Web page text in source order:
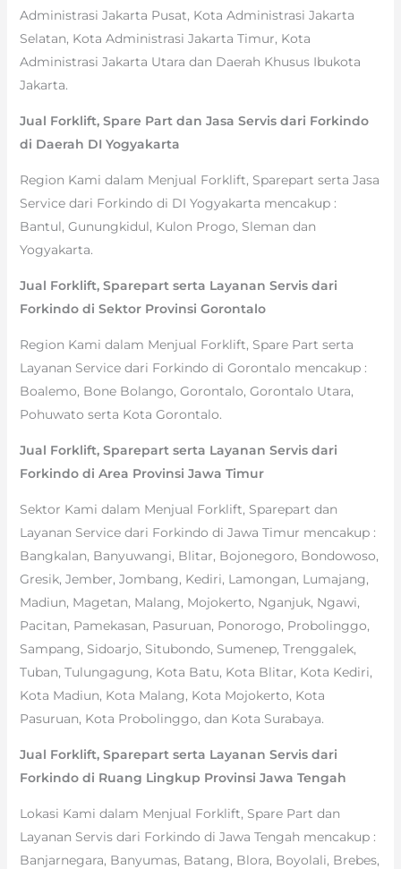
Administrasi Jakarta Pusat, Kota Administrasi Jakarta
Selatan, Kota Administrasi Jakarta Timur, Kota
Administrasi Jakarta Utara dan Daerah Khusus Ibukota
Jakarta.
Jual Forklift, Spare Part dan Jasa Servis dari Forkindo
di Daerah DI Yogyakarta
Region Kami dalam Menjual Forklift, Sparepart serta Jasa
Service dari Forkindo di DI Yogyakarta mencakup :
Bantul, Gunungkidul, Kulon Progo, Sleman dan
Yogyakarta.
Jual Forklift, Sparepart serta Layanan Servis dari
Forkindo di Sektor Provinsi Gorontalo
Region Kami dalam Menjual Forklift, Spare Part serta
Layanan Service dari Forkindo di Gorontalo mencakup :
Boalemo, Bone Bolango, Gorontalo, Gorontalo Utara,
Pohuwato serta Kota Gorontalo.
Jual Forklift, Sparepart serta Layanan Servis dari
Forkindo di Area Provinsi Jawa Timur
Sektor Kami dalam Menjual Forklift, Sparepart dan
Layanan Service dari Forkindo di Jawa Timur mencakup :
Bangkalan, Banyuwangi, Blitar, Bojonegoro, Bondowoso,
Gresik, Jember, Jombang, Kediri, Lamongan, Lumajang,
Madiun, Magetan, Malang, Mojokerto, Nganjuk, Ngawi,
Pacitan, Pamekasan, Pasuruan, Ponorogo, Probolinggo,
Sampang, Sidoarjo, Situbondo, Sumenep, Trenggalek,
Tuban, Tulungagung, Kota Batu, Kota Blitar, Kota Kediri,
Kota Madiun, Kota Malang, Kota Mojokerto, Kota
Pasuruan, Kota Probolinggo, dan Kota Surabaya.
Jual Forklift, Sparepart serta Layanan Servis dari
Forkindo di Ruang Lingkup Provinsi Jawa Tengah
Lokasi Kami dalam Menjual Forklift, Spare Part dan
Layanan Servis dari Forkindo di Jawa Tengah mencakup :
Banjarnegara, Banyumas, Batang, Blora, Boyolali, Brebes,